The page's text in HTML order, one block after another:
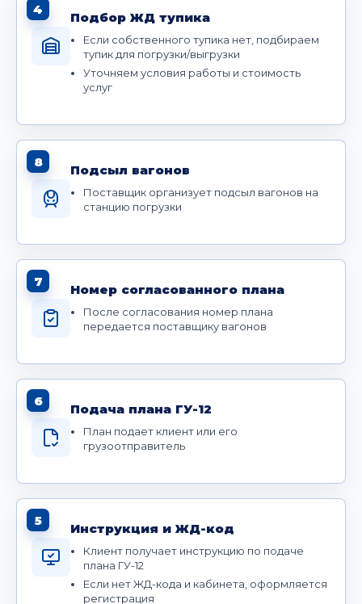
4
Подбор ЖД тупика
Если собственного тупика нет, подбираем
тупик для погрузки/выгрузки
Уточняем условия работы и стоимость
услуг
8
Подсыл вагонов
Поставщик организует подсыл вагонов на
станцию погрузки
7
Номер согласованного плана
После согласования номер плана
передается поставщику вагонов
6
Подача плана ГУ-12
План подает клиент или его
грузоотправитель
5
Инструкция и ЖД-код
Клиент получает инструкцию по подаче
плана ГУ-12
Если нет ЖД-кода и кабинета, оформляется
регистрация